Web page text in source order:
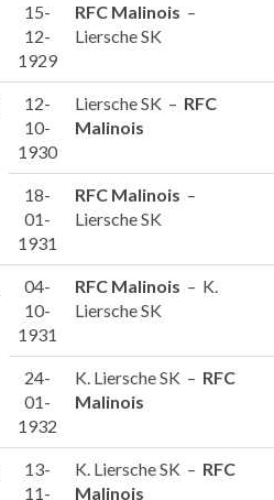
15-
12-
1929
RFC Malinois –
Liersche SK
12-
10-
1930
Liersche SK – RFC
Malinois
18-
01-
1931
RFC Malinois –
Liersche SK
04-
10-
1931
RFC Malinois – K.
Liersche SK
24-
01-
1932
K. Liersche SK – RFC
Malinois
13-
11-
K. Liersche SK – RFC
Malinois